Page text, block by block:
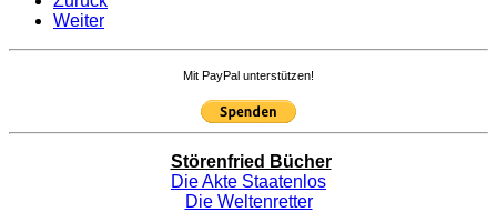
Weiter
Mit PayPal unterstützen!
Störenfried Bücher
Die Akte Staatenlos
Die Weltenretter